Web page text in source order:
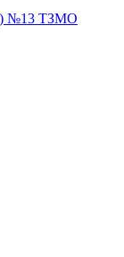
№13 ТЗМО